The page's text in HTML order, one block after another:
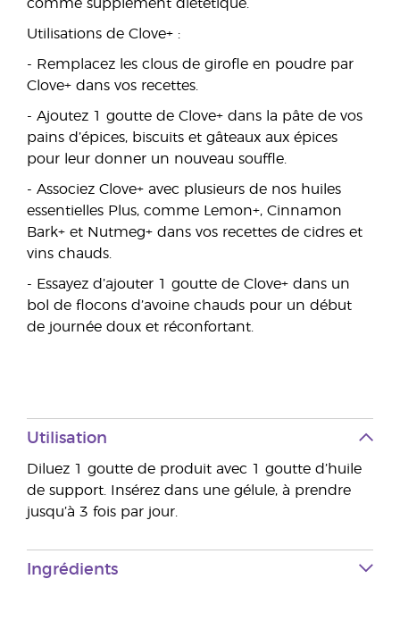
comme supplément diététique.
Utilisations de Clove+ :
- Remplacez les clous de girofle en poudre par
Clove+ dans vos recettes.
- Ajoutez 1 goutte de Clove+ dans la pâte de vos
pains d’épices, biscuits et gâteaux aux épices
pour leur donner un nouveau souffle.
- Associez Clove+ avec plusieurs de nos huiles
essentielles Plus, comme Lemon+, Cinnamon
Bark+ et Nutmeg+ dans vos recettes de cidres et
vins chauds.
- Essayez d’ajouter 1 goutte de Clove+ dans un
bol de flocons d’avoine chauds pour un début
de journée doux et réconfortant.
Utilisation
Diluez 1 goutte de produit avec 1 goutte d’huile
de support. Insérez dans une gélule, à prendre
jusqu’à 3 fois par jour.
Ingrédients